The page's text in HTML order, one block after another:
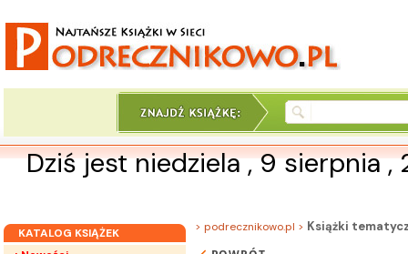
Dziś jest niedziela , 9 sierpnia
KATALOG KSIĄŻEK
> podrecznikowo.pl > Książki